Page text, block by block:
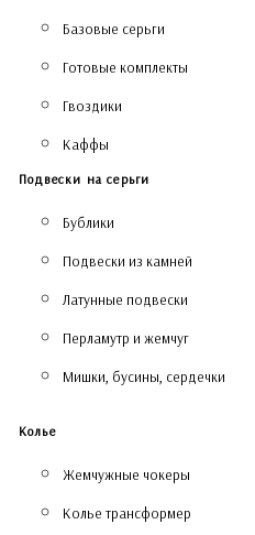
Базовые серьги
Готовые комплекты
Гвоздики
Каффы
Подвески на серьги
Бублики
Подвески из камней
Латунные подвески
Перламутр и жемчуг
Мишки, бусины, сердечки
Колье
Жемчужные чокеры
Колье трансформер